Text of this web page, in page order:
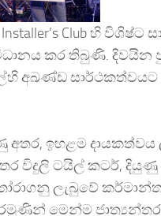
Club හි විශිෂ්ට
කර තිබුණි. දිවයින
අඛණ්ඩ සාර්ථකත්වයට
ඉහළම දායකත්වය
විදුලි ටයිල් කටර්,
ලැබුවේ
මෙන්ම